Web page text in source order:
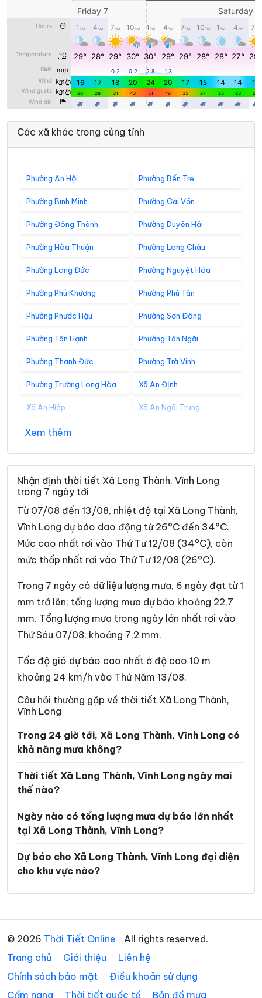
Các xã khác trong cùng tỉnh
Phường An Hội Phường Bến Tre
Phường Bình Minh Phường Cái Vồn
Phường Đông Thành Phường Duyên Hải
Phường Hòa Thuận Phường Long Châu
Phường Long Đức Phường Nguyệt Hóa
Phường Phú Khương Phường Phú Tân
Phường Phước Hậu Phường Sơn Đông
Phường Tân Hạnh Phường Tân Ngãi
Phường Thanh Đức Phường Trà Vinh
Phường Trường Long Hòa Xã An Định
Xã An Hiệp Xã An Ngãi Trung
Xã An Phú Tân
Xã Ba Tri Xã Bảo Thạnh
Xã Bình Đại Xã Bình Phú
Xã Bình Phước
Xã Cái Nhum Xã Càng Long
Xã Cầu Kè Xã Cầu Ngang
Xã Châu Hòa Xã Châu Hưng
Xã Châu Thành Xã Chợ Lách
Xã Đại An Xã Đại Điền
Xã Đôn Châu Xã Đông Hải
Xã Đồng Khởi Xã Giao Long
Xã Giồng Trôm Xã Hàm Giang
Xã Hiệp Mỹ Xã Hiếu Phụng
Xã Hòa Hiệp
Xã Hùng Hòa Xã Hưng Khánh Trung
Xã Hưng Mỹ
Xã Hương Mỹ Xã Lộc Thuận
Xã Long Hiệp Xã Long Hồ
Xã Long Hòa
Xã Lưu Nghiệp Anh Xã Mỏ Cày
Xã Mỹ Chánh Hòa Xã Mỹ Long
Xã Mỹ Thuận Xã Ngãi Tứ
Xem thêm
Nhận định thời tiết Xã Long Thành, Vĩnh Long
trong 7 ngày tới
Từ 07/08 đến 13/08, nhiệt độ tại Xã Long Thành,
Vĩnh Long dự báo dao động từ 26°C đến 34°C.
Mức cao nhất rơi vào Thứ Tư 12/08 (34°C), còn
mức thấp nhất rơi vào Thứ Tư 12/08 (26°C).
Trong 7 ngày có dữ liệu lượng mưa, 6 ngày đạt từ 1
mm trở lên; tổng lượng mưa dự báo khoảng 22,7
mm. Tổng lượng mưa trong ngày lớn nhất rơi vào
Thứ Sáu 07/08, khoảng 7,2 mm.
Tốc độ gió dự báo cao nhất ở độ cao 10 m
khoảng 24 km/h vào Thứ Năm 13/08.
Câu hỏi thường gặp về thời tiết Xã Long Thành,
Vĩnh Long
Trong 24 giờ tới, Xã Long Thành, Vĩnh Long có
khả năng mưa không?
Thời tiết Xã Long Thành, Vĩnh Long ngày mai
thế nào?
Ngày nào có tổng lượng mưa dự báo lớn nhất
tại Xã Long Thành, Vĩnh Long?
Dự báo cho Xã Long Thành, Vĩnh Long đại diện
cho khu vực nào?
© 2026 Thời Tiết Online
All rights reserved.
Trang chủ
Giới thiệu
Liên hệ
Chính sách bảo mật
Điều khoản sử dụng
Cẩm nang
Thời tiết quốc tế Bản đồ mưa